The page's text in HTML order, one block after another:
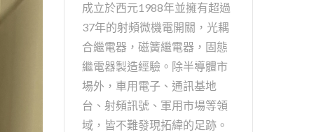
成立於西元1988年並擁有超過
37年的射頻微機電開關，光耦
合繼電器，磁簧繼電器，固態
繼電器製造經驗。除半導體市
場外，車用電子、通訊基地
台、射頻訊號、軍用市場等領
域，皆不難發現拓緯的足跡。